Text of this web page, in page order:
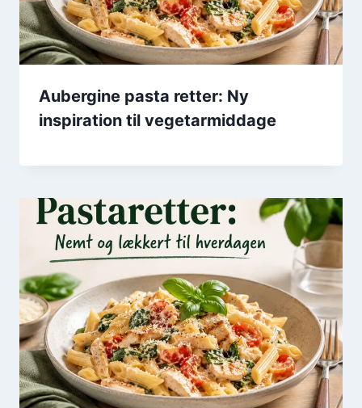
Aubergine pasta retter: Ny
inspiration til vegetarmiddage